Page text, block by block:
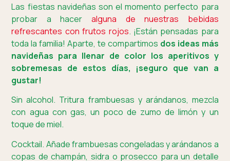
Las fiestas navideñas son el momento perfecto para
probar a hacer alguna de nuestras bebidas
refrescantes con frutos rojos. ¡Están pensadas para
toda la familia! Aparte, te compartimos dos ideas más
navideñas para llenar de color los aperitivos y
sobremesas de estos días, ¡seguro que van a
gustar!
Sin alcohol. Tritura frambuesas y arándanos, mezcla
con agua con gas, un poco de zumo de limón y un
toque de miel.
Cocktail. Añade frambuesas congeladas y arándanos a
copas de champán, sidra o prosecco para un detalle